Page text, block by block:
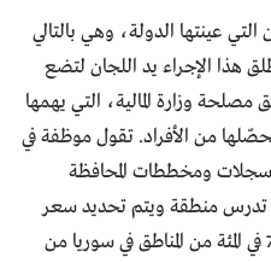
عينتها الدولة، وهي بالتالي
هذا الإجراء يد اللجان لتضع
وزارة المالية، التي يهمها
من الأفراد. تقول موظفة في
سجلات ومخططات المحافظة
تدرس منطقة ويتم تحديد سعر
المتر. قبل صدر القانون، تمّ تقييم 75 في المئة من المناطق في سوريا من